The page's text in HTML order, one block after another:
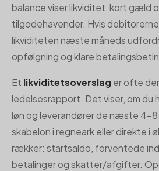
balance viser likviditet, kort gæld
tilgodehavender. Hvis
likviditeten næste måneds
opfølgning og klare
Et likviditetsoverslag er ofte
ledelsesrapport. Det viser, om du
løn og leverandører de næste 4–8
skabelon i regneark eller direkte i
rækker: startsaldo, forventede
betalinger og skatter/afgifter.